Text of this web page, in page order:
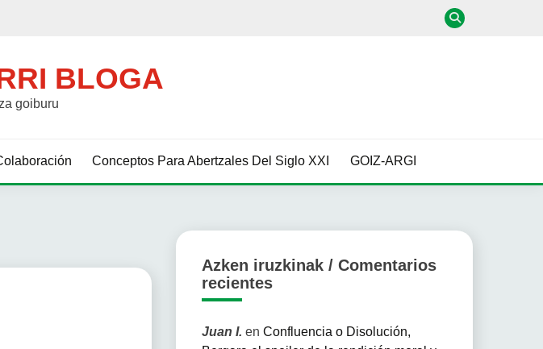
BLOGA
goiburu
Conceptos Para Abertzales Del Siglo XXI GOIZ-ARGI
Azken iruzkinak / Comentarios
recientes
Juan I. en Confluencia o Disolución,